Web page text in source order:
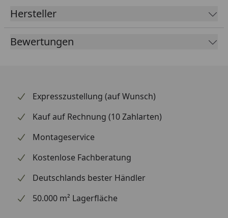
Hersteller
Bewertungen
Expresszustellung (auf Wunsch)
Kauf auf Rechnung (10 Zahlarten)
Montageservice
Kostenlose Fachberatung
Deutschlands bester Händler
50.000 m² Lagerfläche